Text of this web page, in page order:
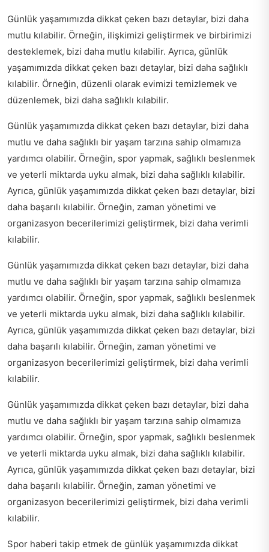
Günlük yaşamımızda dikkat çeken bazı detaylar, bizi daha
mutlu kılabilir. Örneğin, ilişkimizi geliştirmek ve birbirimizi
desteklemek, bizi daha mutlu kılabilir. Ayrıca, günlük
yaşamımızda dikkat çeken bazı detaylar, bizi daha sağlıklı
kılabilir. Örneğin, düzenli olarak evimizi temizlemek ve
düzenlemek, bizi daha sağlıklı kılabilir.
Günlük yaşamımızda dikkat çeken bazı detaylar, bizi daha
mutlu ve daha sağlıklı bir yaşam tarzına sahip olmamıza
yardımcı olabilir. Örneğin, spor yapmak, sağlıklı beslenmek
ve yeterli miktarda uyku almak, bizi daha sağlıklı kılabilir.
Ayrıca, günlük yaşamımızda dikkat çeken bazı detaylar, bizi
daha başarılı kılabilir. Örneğin, zaman yönetimi ve
organizasyon becerilerimizi geliştirmek, bizi daha verimli
kılabilir.
Günlük yaşamımızda dikkat çeken bazı detaylar, bizi daha
mutlu ve daha sağlıklı bir yaşam tarzına sahip olmamıza
yardımcı olabilir. Örneğin, spor yapmak, sağlıklı beslenmek
ve yeterli miktarda uyku almak, bizi daha sağlıklı kılabilir.
Ayrıca, günlük yaşamımızda dikkat çeken bazı detaylar, bizi
daha başarılı kılabilir. Örneğin, zaman yönetimi ve
organizasyon becerilerimizi geliştirmek, bizi daha verimli
kılabilir.
Günlük yaşamımızda dikkat çeken bazı detaylar, bizi daha
mutlu ve daha sağlıklı bir yaşam tarzına sahip olmamıza
yardımcı olabilir. Örneğin, spor yapmak, sağlıklı beslenmek
ve yeterli miktarda uyku almak, bizi daha sağlıklı kılabilir.
Ayrıca, günlük yaşamımızda dikkat çeken bazı detaylar, bizi
daha başarılı kılabilir. Örneğin, zaman yönetimi ve
organizasyon becerilerimizi geliştirmek, bizi daha verimli
kılabilir.
Spor haberi takip etmek de günlük yaşamımızda dikkat